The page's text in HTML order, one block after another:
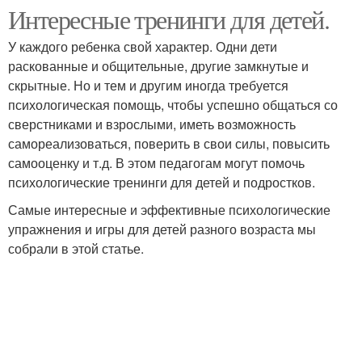
Интересные тренинги для детей.
У каждого ребенка свой характер. Одни дети
раскованные и общительные, другие замкнутые и
скрытные. Но и тем и другим иногда требуется
психологическая помощь, чтобы успешно общаться со
сверстниками и взрослыми, иметь возможность
самореализоваться, поверить в свои силы, повысить
самооценку и т.д. В этом педагогам могут помочь
психологические тренинги для детей и подростков.
Самые интересные и эффективные психологические
упражнения и игры для детей разного возраста мы
собрали в этой статье.